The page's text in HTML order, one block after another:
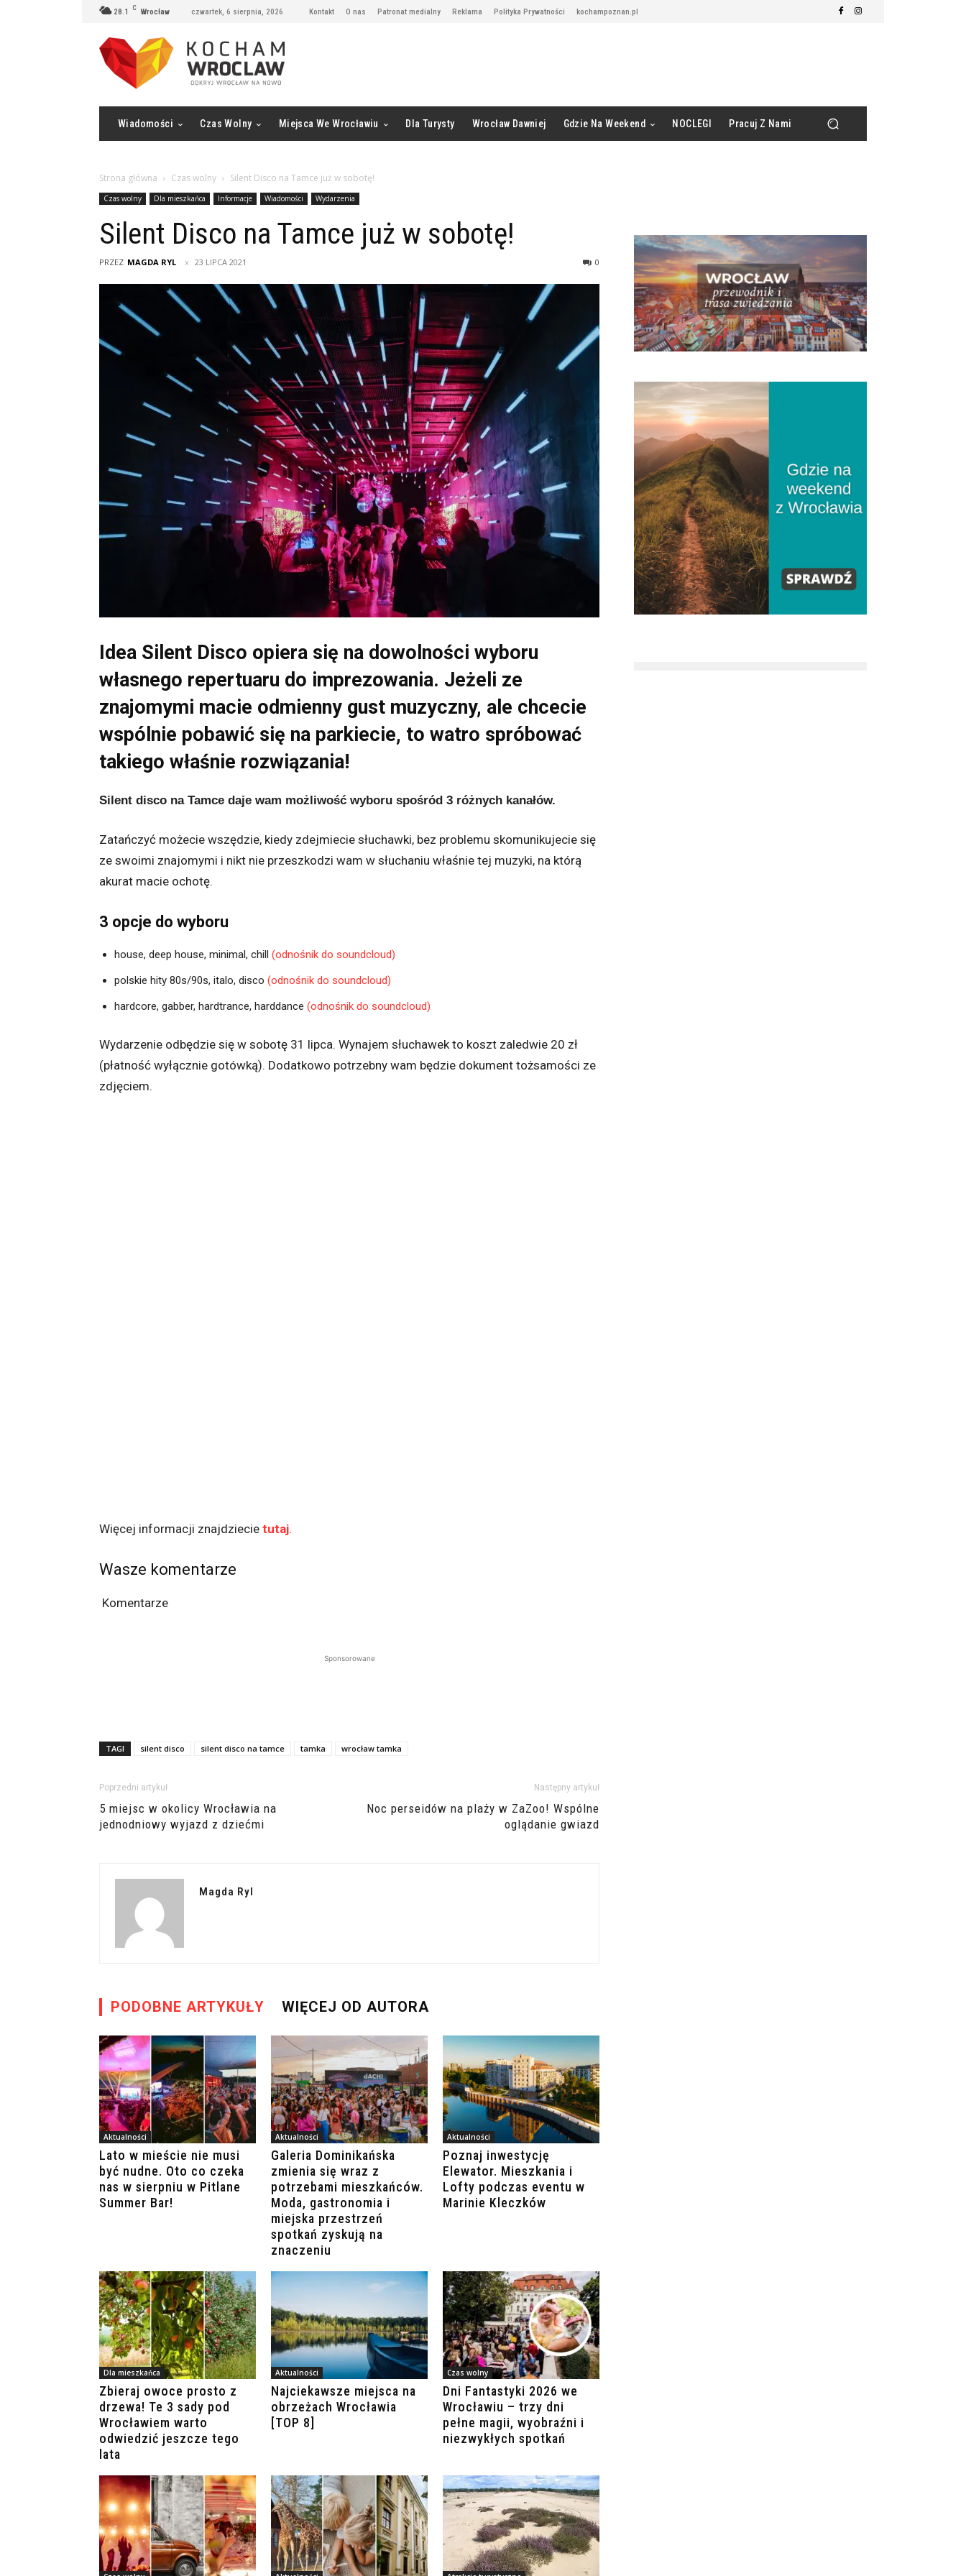
28.1 C Wrocław czwartek, 6 sierpnia, 2026 Kontakt O nas Patronat medialny Reklama Polityka Prywatności kochampoznan.pl
Wiadomości Czas Wolny Miejsca We Wrocławiu Dla Turysty Wrocław Dawniej Gdzie Na Weekend NOCLEGI Pracuj Z Nami
Strona główna Czas wolny Silent Disco na Tamce już w sobotę!
Czas wolny Dla mieszkańca Informacje Wiadomości Wydarzenia
Silent Disco na Tamce już w sobotę!
PRZEZ MAGDA RYL 23 LIPCA 2021 0
Idea Silent Disco opiera się na dowolności wyboru
własnego repertuaru do imprezowania. Jeżeli ze
znajomymi macie odmienny gust muzyczny, ale chcecie
wspólnie pobawić się na parkiecie, to watro spróbować
takiego właśnie rozwiązania!
Silent disco na Tamce daje wam możliwość wyboru spośród 3 różnych kanałów.
Zatańczyć możecie wszędzie, kiedy zdejmiecie słuchawki, bez problemu skomunikujecie się
ze swoimi znajomymi i nikt nie przeszkodzi wam w słuchaniu właśnie tej muzyki, na którą
akurat macie ochotę.
3 opcje do wyboru
house, deep house, minimal, chill (odnośnik do soundcloud)
polskie hity 80s/90s, italo, disco (odnośnik do soundcloud)
hardcore, gabber, hardtrance, harddance (odnośnik do soundcloud)
Wydarzenie odbędzie się w sobotę 31 lipca. Wynajem słuchawek to koszt zaledwie 20 zł
(płatność wyłącznie gotówką). Dodatkowo potrzebny wam będzie dokument tożsamości ze
zdjęciem.
Więcej informacji znajdziecie tutaj.
Wasze komentarze
Komentarze
Sponsorowane
TAGI silent disco silent disco na tamce tamka wrocław tamka
Poprzedni artykuł
5 miejsc w okolicy Wrocławia na
jednodniowy wyjazd z dziećmi
Następny artykuł
Noc perseidów na plaży w ZaZoo! Wspólne
oglądanie gwiazd
Magda Ryl
PODOBNE ARTYKUŁY WIĘCEJ OD AUTORA
Aktualności
Lato w mieście nie musi
być nudne. Oto co czeka
nas w sierpniu w Pitlane
Summer Bar!
Aktualności
Galeria Dominikańska
zmienia się wraz z
potrzebami mieszkańców.
Moda, gastronomia i
miejska przestrzeń
spotkań zyskują na
znaczeniu
Aktualności
Poznaj inwestycję
Elewator. Mieszkania i
Lofty podczas eventu w
Marinie Kleczków
Dla mieszkańca
Zbieraj owoce prosto z
drzewa! Te 3 sady pod
Wrocławiem warto
odwiedzić jeszcze tego
lata
Aktualności
Najciekawsze miejsca na
obrzeżach Wrocławia
[TOP 8]
Czas wolny
Dni Fantastyki 2026 we
Wrocławiu – trzy dni
pełne magii, wyobraźni i
niezwykłych spotkań